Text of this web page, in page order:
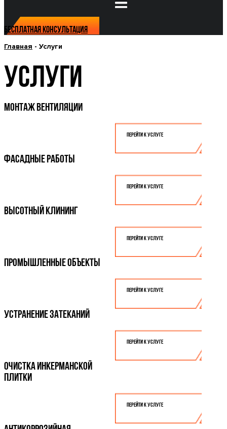
Бесплатная консультация
Главная - Услуги
УСЛУГИ
МОНТАЖ ВЕНТИЛЯЦИИ
Перейти к услуге
ФАСАДНЫЕ РАБОТЫ
Перейти к услуге
ВЫСОТНЫЙ КЛИНИНГ
Перейти к услуге
ПРОМЫШЛЕННЫЕ ОБЪЕКТЫ
Перейти к услуге
УСТРАНЕНИЕ ЗАТЕКАНИЙ
Перейти к услуге
ОЧИСТКА ИНКЕРМАНСКОЙ
ПЛИТКИ
Перейти к услуге